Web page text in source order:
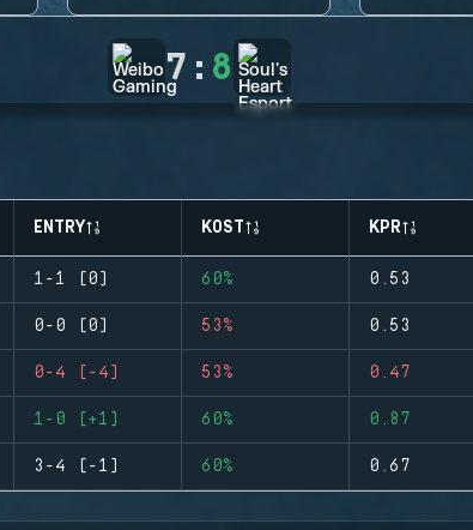
7 : 8
ENTRY KOST KPR
1-1 (0) 60% 0.53
0-0 (0) 53% 0.53
0-4 (-4) 53% 0.47
1-0 (+1) 60% 0.87
3-4 (-1) 60% 0.67